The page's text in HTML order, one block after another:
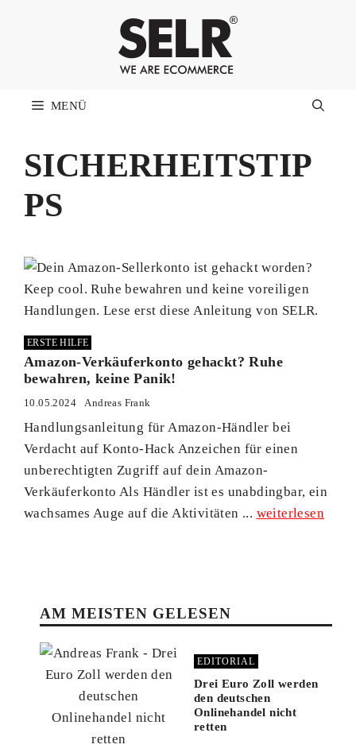
MENÜ
SICHERHEITSTIP
PS
ERSTE HILFE
Amazon-Verkäuferkonto gehackt? Ruhe
bewahren, keine Panik!
10.05.2024 Andreas Frank
Handlungsanleitung für Amazon-Händler bei
Verdacht auf Konto-Hack Anzeichen für einen
unberechtigten Zugriff auf dein Amazon-
Verkäuferkonto Als Händler ist es unabdingbar, ein
wachsames Auge auf die Aktivitäten ... weiterlesen
AM MEISTEN GELESEN
EDITORIAL
Drei Euro Zoll werden
den deutschen
Onlinehandel nicht
retten